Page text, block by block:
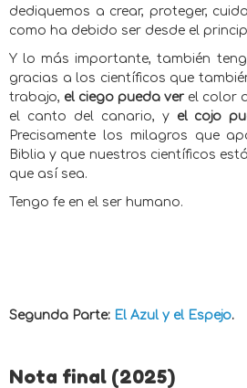
dediquemos a crear, proteger,
como ha debido ser desde el
Y lo más importante, también
gracias a los científicos que
trabajo, el ciego pueda ver el color
el canto del canario, y el cojo
Precisamente los milagros que
Biblia y que nuestros científicos
que así sea.
Tengo fe en el ser humano.
Segunda Parte: El Azul y el Espejo.
Nota final (2025)